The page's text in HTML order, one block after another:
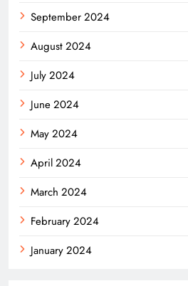
September 2024
August 2024
July 2024
June 2024
May 2024
April 2024
March 2024
February 2024
January 2024